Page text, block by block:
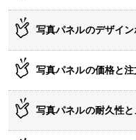
写真パネルのデザイ
写真パネルの価格と
写真パネルの耐久性